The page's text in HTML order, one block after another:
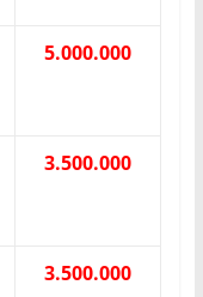
5.000.000
3.500.000
3.500.000